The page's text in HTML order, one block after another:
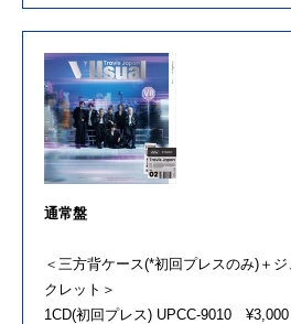
通常盤
＜三方背ケース(*初回プレスのみ)＋
クレット＞
1CD(初回プレス) UPCC-9010